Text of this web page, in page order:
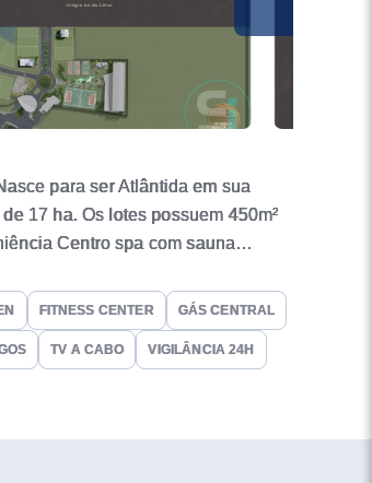
para ser Atlântida em sua
17 ha. Os lotes possuem 450m²
Centro spa com sauna
de tênis de saibro cobertas
externo Salão de festas com
FITNESS CENTER GÁS CENTRAL
TV A CABO VIGILÂNCIA 24H